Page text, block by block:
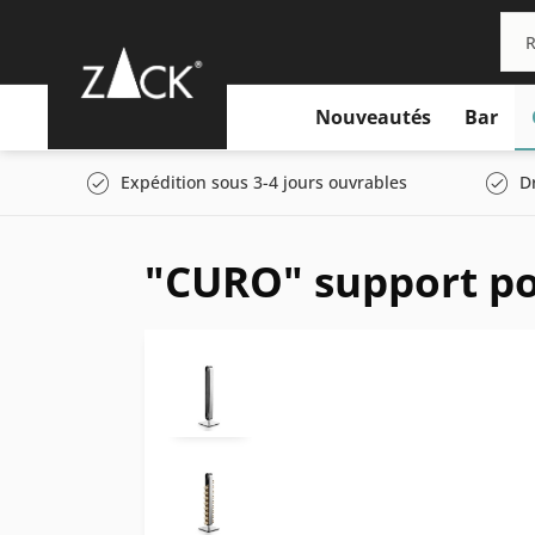
Nouveautés Bar
Expédition sous 3-4 jours ouvrables
"CURO" support